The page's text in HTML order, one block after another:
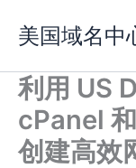
容
美国域名中
利用 US
cPanel
创建高效